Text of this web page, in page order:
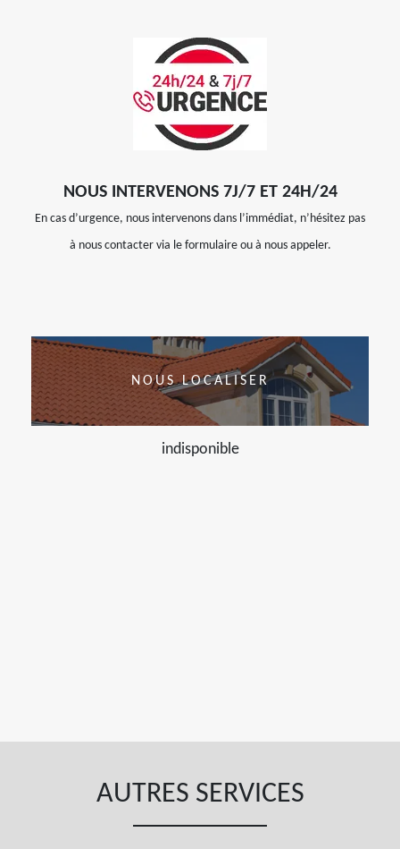
NOUS INTERVENONS 7J/7 ET 24H/24
En cas d’urgence, nous intervenons dans l’immédiat, n’hésitez pas
à nous contacter via le formulaire ou à nous appeler.
NOUS LOCALISER
indisponible
AUTRES SERVICES